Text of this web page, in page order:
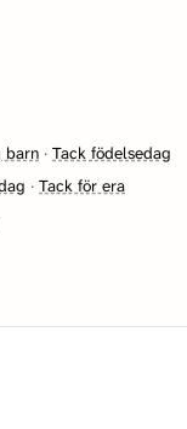
barn · Tack födelsedag
· Tack för era